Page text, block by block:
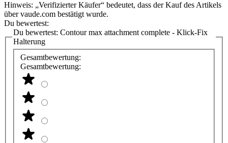
Hinweis: „Verifizierter Käufer“ bedeutet, dass der Kauf des Artikels
über vaude.com bestätigt wurde.
Du bewertest:
Du bewertest: Contour max attachment complete - Klick-Fix
Halterung
Gesamtbewertung:
Gesamtbewertung: